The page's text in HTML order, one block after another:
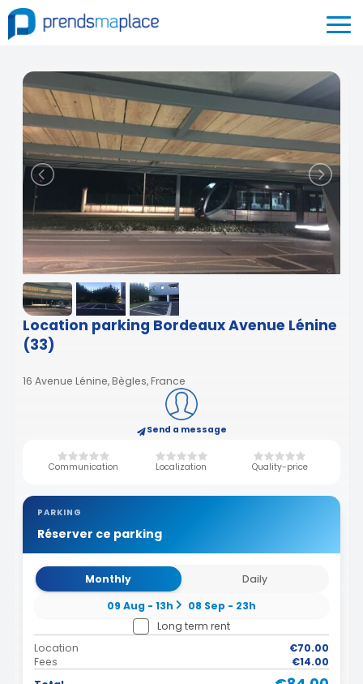
Location parking Bordeaux Avenue Lénine
(33)
16 Avenue Lénine, Bègles, France
Send a message
Communication Localization Quality-price
PARKING
Réserver ce parking
Monthly
Daily
09 Aug - 13h
08 Sep - 23h
Long term rent
Location
€70.00
Fees
€14.00